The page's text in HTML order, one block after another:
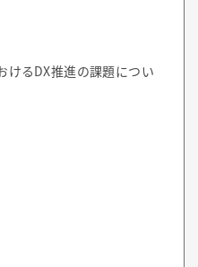
けるDX推進の課題につい